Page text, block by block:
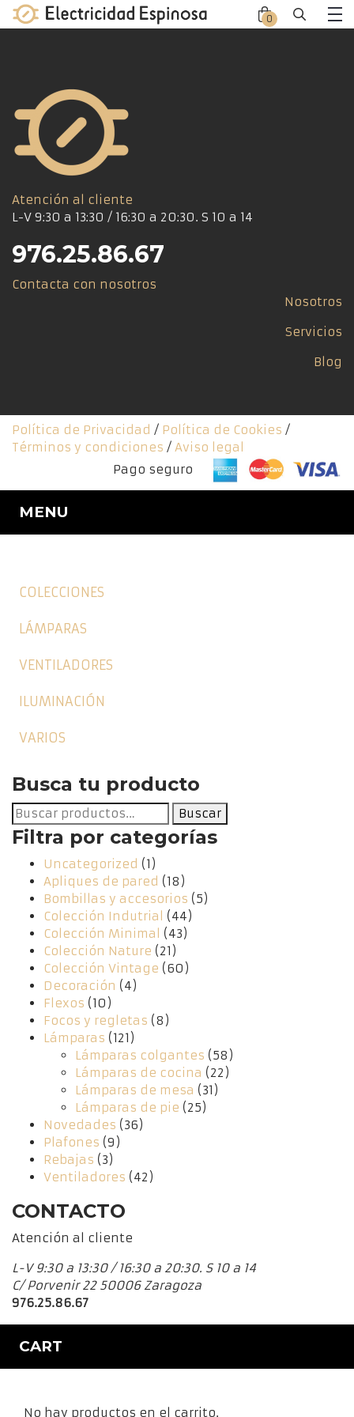
Skip
to
0
Atención al cliente
L-V 9:30 a 13:30 / 16:30 a 20:30. S 10 a 14
976.25.86.67
Contacta con nosotros
Nosotros
Servicios
Blog
Política de Privacidad / Política de Cookies /
Términos y condiciones / Aviso legal
Pago seguro
MENU
Close
COLECCIONES
LÁMPARAS
VENTILADORES
ILUMINACIÓN
VARIOS
Busca tu producto
Buscar
por:
Buscar
Filtra por categorías
Uncategorized (1)
Apliques de pared (18)
Bombillas y accesorios (5)
Colección Indutrial
(44)
Colección Minimal
(43)
Colección Nature (21)
Colección Vintage (60)
Decoración (4)
Flexos (10)
Focos y regletas (8)
Lámparas (121)
Lámparas colgantes (58)
Lámparas de cocina (22)
Lámparas de mesa (31)
Lámparas de pie (25)
Novedades (36)
Plafones (9)
Rebajas (3)
Ventiladores (42)
CONTACTO
Atención al cliente
L-V 9:30 a 13:30 / 16:30 a 20:30. S 10 a 14
C/ Porvenir 22 50006 Zaragoza
976.25.86.67
CART
Close
No hay productos en el carrito.